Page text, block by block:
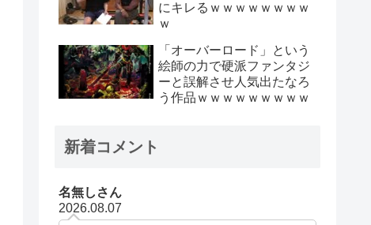
にキレるｗｗｗｗｗｗｗｗ
ｗ
「オーバーロード」という
絵師の力で硬派ファンタジ
ーと誤解させ人気出たなろ
う作品ｗｗｗｗｗｗｗｗｗ
新着コメント
名無しさん
2026.08.07